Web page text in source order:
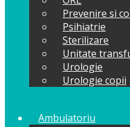
Prevenire si
Psihiatrie
Sterilizare
Unitate
Urologie
Urologie copii
Ambulatoriu